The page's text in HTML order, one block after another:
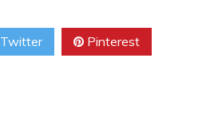
Twitter Pinterest